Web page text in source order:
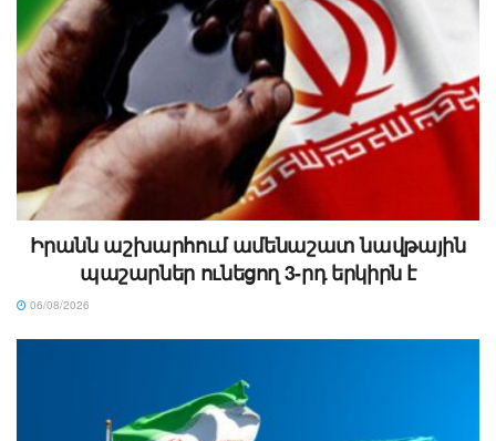
Իրանն աշխարհում ամենաշատ նավթային
պաշարներ ունեցող 3-րդ երկիրն է
06/08/2026